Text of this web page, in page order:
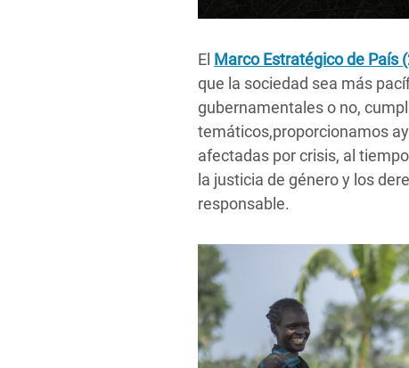
El Marco Estratégico de País
que la sociedad sea más
gubernamentales o no,
temáticos,proporcionamos
afectadas por crisis, al
la justicia de género y los
responsable.